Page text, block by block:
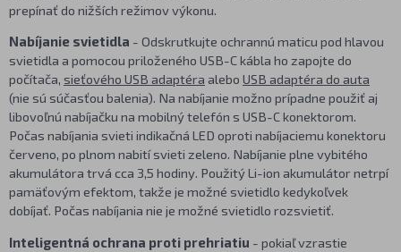
prepínať do nižších režimov výkonu.
Nabíjanie svietidla - Odskrutkujte ochrannú maticu pod hlavou
svietidla a pomocou priloženého USB-C kábla ho zapojte do
počítača, sieťového USB adaptéra alebo USB adaptéra do auta
(nie sú súčasťou balenia). Na nabíjanie možno prípadne použiť aj
libovoľnú nabíjačku na mobilný telefón s USB-C konektorom.
Počas nabíjania svieti indikačná LED oproti nabíjaciemu konektoru
červeno, po plnom nabití svieti zeleno. Nabíjanie plne vybitého
akumulátora trvá cca 3,5 hodiny. Použitý Li-ion akumulátor netrpí
pamäťovým efektom, takže je možné svietidlo kedykoľvek
dobíjať. Počas nabíjania nie je možné svietidlo rozsvietiť.
Inteligentná ochrana proti prehriatiu - pokiaľ vzrastie